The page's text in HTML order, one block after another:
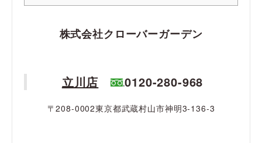
株式会社クローバーガーデン
立川店 0120-280-968
〒208-0002東京都武蔵村山市神明3-136-3